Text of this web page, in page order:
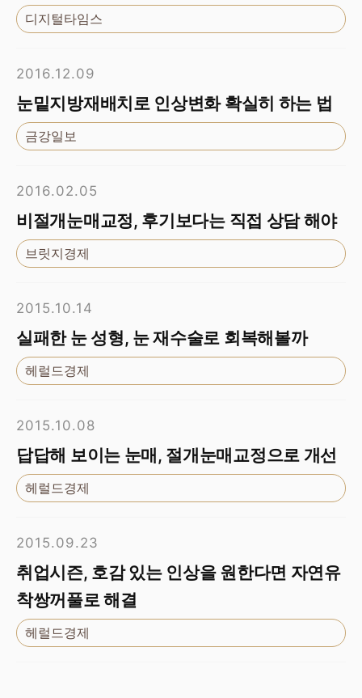
디지털타임스
2016.12.09
눈밑지방재배치로 인상변화 확실히 하는 법
금강일보
2016.02.05
비절개눈매교정, 후기보다는 직접 상담 해야
브릿지경제
2015.10.14
실패한 눈 성형, 눈 재수술로 회복해볼까
헤럴드경제
2015.10.08
답답해 보이는 눈매, 절개눈매교정으로 개선
헤럴드경제
2015.09.23
취업시즌, 호감 있는 인상을 원한다면 자연유
착쌍꺼풀로 해결
헤럴드경제